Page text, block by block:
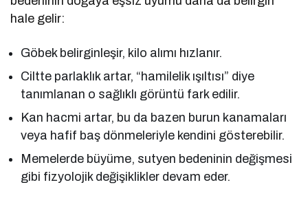
hale gelir:
Göbek belirginleşir, kilo alımı hızlanır.
Ciltte parlaklık artar, “hamilelik ışıltısı” diye
tanımlanan o sağlıklı görüntü fark edilir.
Kan hacmi artar, bu da bazen burun kanamaları
veya hafif baş dönmeleriyle kendini gösterebilir.
Memelerde büyüme, sutyen bedeninin değişmesi
gibi fizyolojik değişiklikler devam eder.